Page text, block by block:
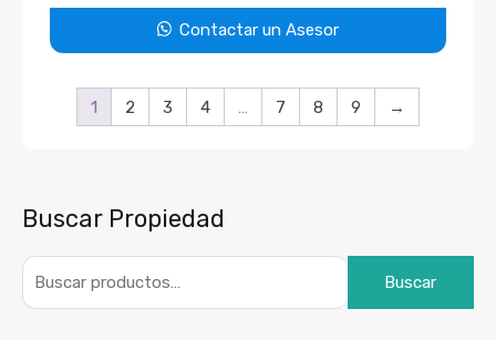
Contactar un Asesor
1 2 3 4 … 7 8 9 →
Buscar Propiedad
Buscar